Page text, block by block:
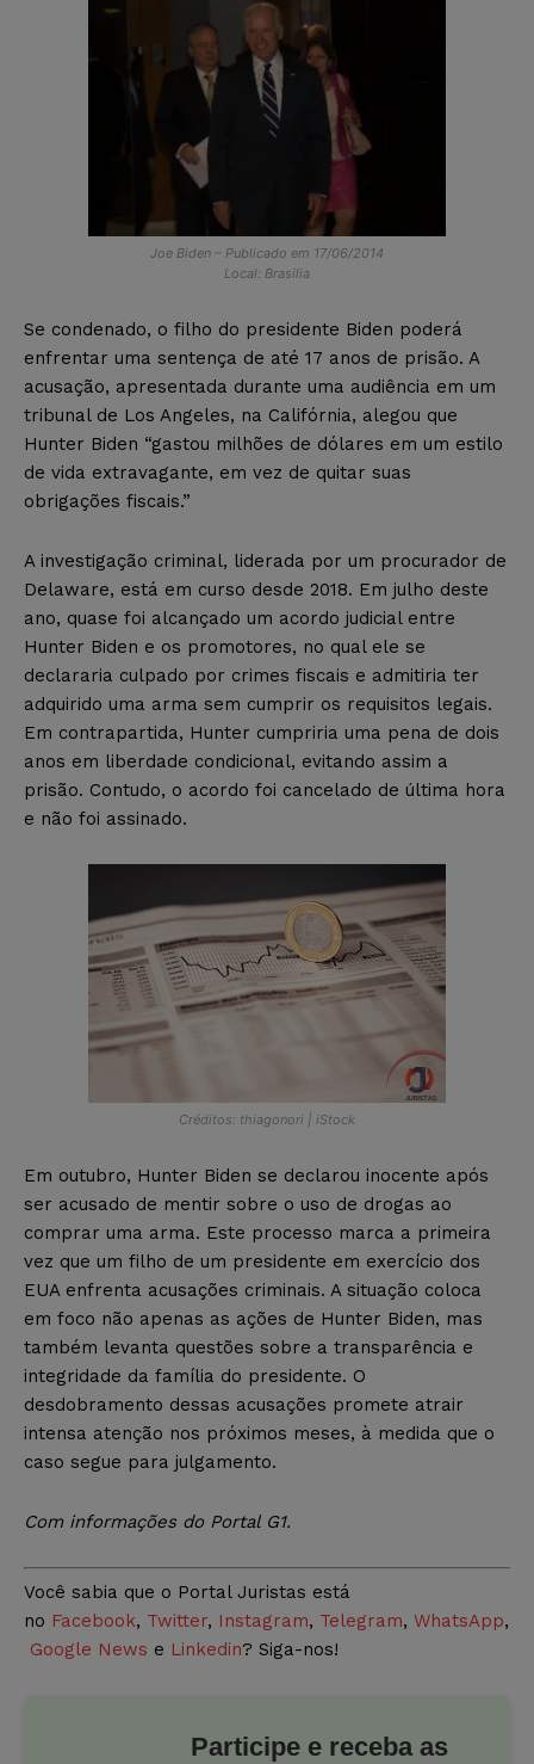
Joe Biden – Publicado em 17/06/2014
Local: Brasilia
Se condenado, o filho do presidente Biden poderá
enfrentar uma sentença de até 17 anos de prisão. A
acusação, apresentada durante uma audiência em um
tribunal de Los Angeles, na Califórnia, alegou que
Hunter Biden “gastou milhões de dólares em um estilo
de vida extravagante, em vez de quitar suas
obrigações fiscais.”
A investigação criminal, liderada por um procurador de
Delaware, está em curso desde 2018. Em julho deste
ano, quase foi alcançado um acordo judicial entre
Hunter Biden e os promotores, no qual ele se
declararia culpado por crimes fiscais e admitiria ter
adquirido uma arma sem cumprir os requisitos legais.
Em contrapartida, Hunter cumpriria uma pena de dois
anos em liberdade condicional, evitando assim a
prisão. Contudo, o acordo foi cancelado de última hora
e não foi assinado.
Créditos: thiagonori | iStock
Em outubro, Hunter Biden se declarou inocente após
ser acusado de mentir sobre o uso de drogas ao
comprar uma arma. Este processo marca a primeira
vez que um filho de um presidente em exercício dos
EUA enfrenta acusações criminais. A situação coloca
em foco não apenas as ações de Hunter Biden, mas
também levanta questões sobre a transparência e
integridade da família do presidente. O
desdobramento dessas acusações promete atrair
intensa atenção nos próximos meses, à medida que o
caso segue para julgamento.
Com informações do Portal G1.
Você sabia que o Portal Juristas está
no Facebook, Twitter, Instagram, Telegram, WhatsApp,
Google News e Linkedin? Siga-nos!
Participe e receba as